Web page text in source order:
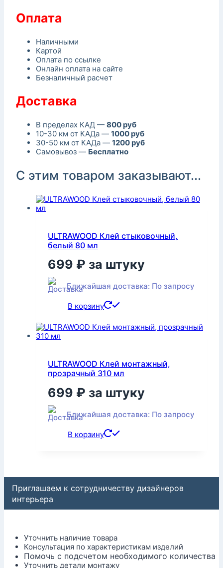
Оплата
Наличными
Картой
Оплата по ссылке
Онлайн оплата на сайте
Безналичный расчет
Доставка
В пределах КАД — 800 руб
10-30 км от КАДа — 1000 руб
30-50 км от КАДа — 1200 руб
Самовывоз — Бесплатно
С этим товаром заказывают...
ULTRAWOOD Клей стыковочный,
белый 80 мл
699 ₽ за штуку
Ближайшая доставка: По запросу
В корзину
ULTRAWOOD Клей монтажный,
прозрачный 310 мл
699 ₽ за штуку
Ближайшая доставка: По запросу
В корзину
Приглашаем к сотрудничеству дизайнеров
интерьера
Уточнить наличие товара
Консультация по характеристикам изделий
Помочь с подсчетом необходимого количества
Уточнить детали монтажу